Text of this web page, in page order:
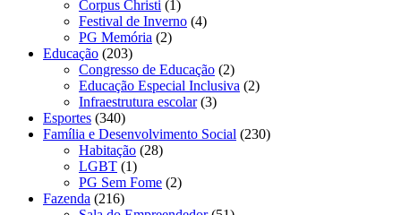
Corpus Christi (1)
Festival de Inverno (4)
PG Memória (2)
Educação (203)
Congresso de Educação (2)
Educação Especial Inclusiva (2)
Infraestrutura escolar(3)
Esportes (340)
Família e Desenvolvimento Social (230)
Habitação (28)
LGBT (1)
PG Sem Fome (2)
Fazenda (216)